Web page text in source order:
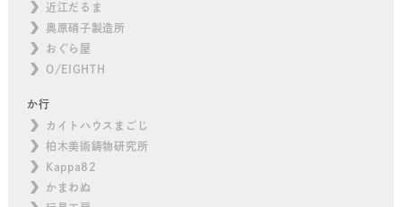
近江だるま
奥原硝子製造所
おぐら屋
O/EIGHTH
か行
カイトハウスまごじ
柏木美術鋳物研究所
Kappa82
かまわぬ